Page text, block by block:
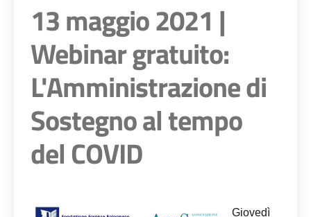
13 maggio 2021 |
Webinar gratuito:
L'Amministrazione di
Sostegno al tempo
del COVID
Giovedì